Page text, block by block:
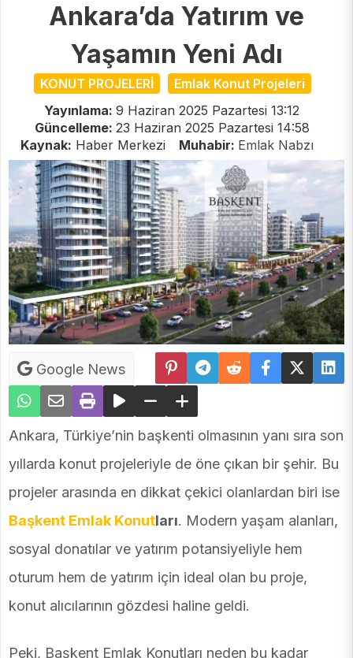
Ankara’da Yatırım ve
Yaşamın Yeni Adı
KONUT PROJELERİ
Emlak Konut Projeleri
Yayınlama: 9 Haziran 2025 Pazartesi 13:12
Güncelleme: 23 Haziran 2025 Pazartesi 14:58
Kaynak: Haber Merkezi Muhabir: Emlak Nabzı
Google News
Ankara, Türkiye’nin başkenti olmasının yanı sıra son
yıllarda konut projeleriyle de öne çıkan bir şehir. Bu
projeler arasında en dikkat çekici olanlardan biri ise
Başkent Emlak Konutları. Modern yaşam alanları,
sosyal donatılar ve yatırım potansiyeliyle hem
oturum hem de yatırım için ideal olan bu proje,
konut alıcılarının gözdesi haline geldi.
Peki, Başkent Emlak Konutları neden bu kadar